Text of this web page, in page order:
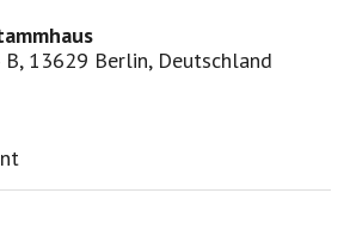
B, 13629 Berlin, Deutschland